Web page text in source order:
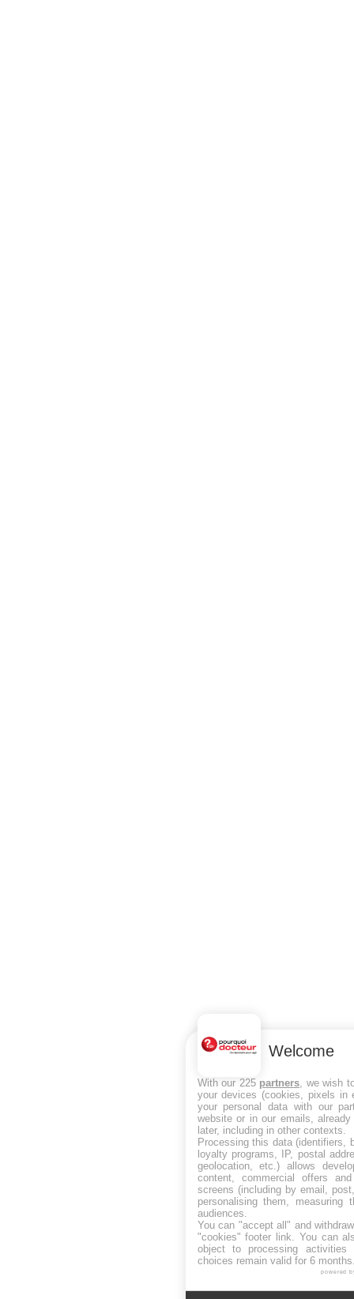
Welcome
With our 225 partners , we wish
your devices (cookies, pixels in
your personal data with our
website or in our emails,
later, including in other contexts.
Processing this data (identifiers,
loyalty programs, IP, postal
geolocation, etc.) allows
content, commercial offers
screens (including by email,
personalising them, measuring
audiences.
You can "accept all" and
"cookies" footer link . You can
object to processing
choices remain valid for 6
powered